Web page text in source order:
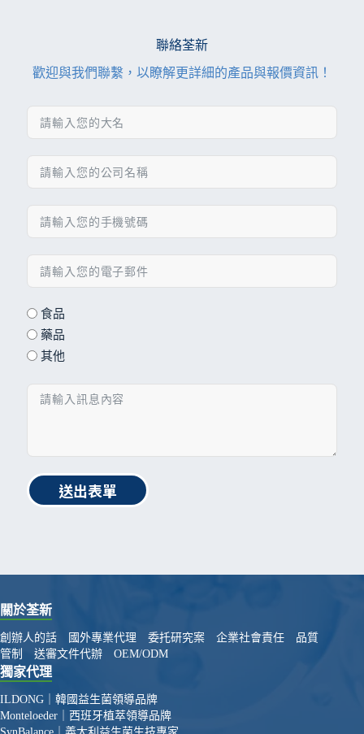
聯絡荃新
歡迎與我們聯繫，以瞭解更詳細的產品與報價資訊！
食品
藥品
其他
送出表單
關於荃新
創辦人的話 國外專業代理 委托研究案 企業社會責任
品質
管制
送審文件代辦 OEM/ODM
獨家代理
ILDONG｜韓國益生菌領導品牌
Monteloeder｜西班牙植萃領導品牌